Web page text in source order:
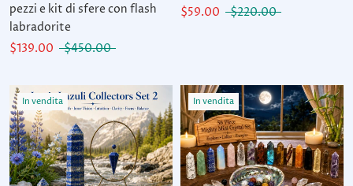
pezzi e kit di sfere con flash
labradorite
$139.00
$450.00
$59.00
$220.00
In vendita In vendita